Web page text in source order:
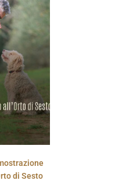
di Sesto